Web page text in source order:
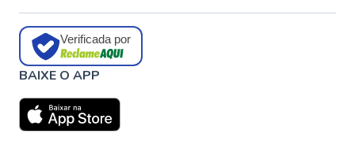
Verificada por
BAIXE O APP